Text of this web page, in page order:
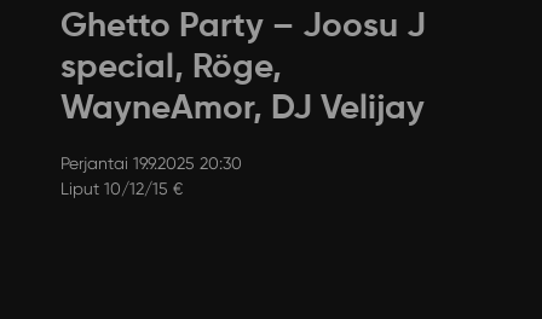
Ghetto Party – Joosu J
special, Röge,
WayneAmor, DJ Velijay
Perjantai 19.9.2025 20:30
Liput 10/12/15 €